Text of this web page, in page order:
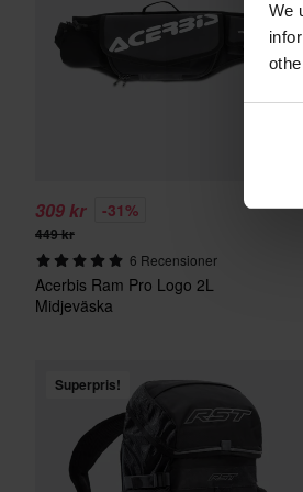
We
309 kr -31%
449 kr
6 Recensioner
Acerbis Ram Pro Logo 2L
Midjeväska
Superpris!